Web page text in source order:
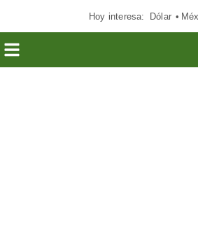
Hoy interesa: Dólar